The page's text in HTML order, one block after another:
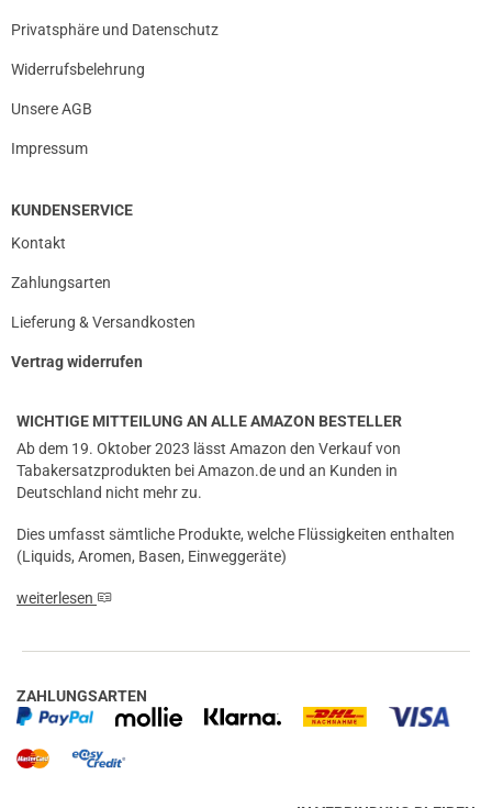
Privatsphäre und Datenschutz
Widerrufsbelehrung
Unsere AGB
Impressum
KUNDENSERVICE
Kontakt
Zahlungsarten
Lieferung & Versandkosten
Vertrag widerrufen
WICHTIGE MITTEILUNG AN ALLE AMAZON BESTELLER
Ab dem 19. Oktober 2023 lässt Amazon den Verkauf von
Tabakersatzprodukten bei Amazon.de und an Kunden in
Deutschland nicht mehr zu.
Dies umfasst sämtliche Produkte, welche Flüssigkeiten enthalten
(Liquids, Aromen, Basen, Einweggeräte)
weiterlesen
ZAHLUNGSARTEN